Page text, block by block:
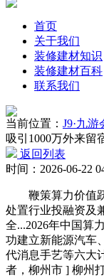
首页
关于我们
装修建材知识
装修建材百科
联系我们
当前位置： J9·九游
吸引1000万外来留
返回列表
时间：2026-06-22
鞭策算力价值跃
处置行业投融资及
全...2026年中国算
功建立新能源汽车
代消息手艺等六大
者，柳州市 ] 柳州